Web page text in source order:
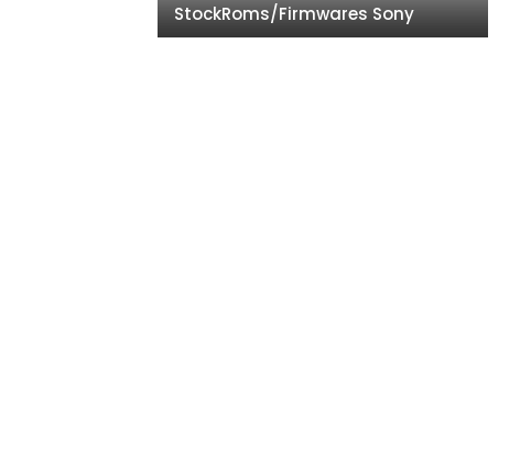
StockRoms/Firmwares Sony